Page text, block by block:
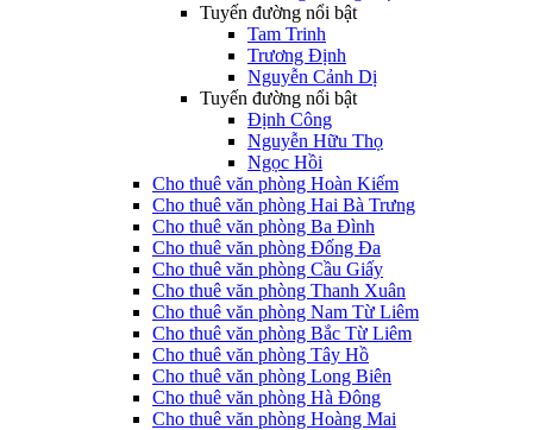
Tuyến đường nổi bật
Tam Trinh
Trương Định
Nguyễn Cảnh Dị
Tuyến đường nổi bật
Định Công
Nguyễn Hữu Thọ
Ngọc Hồi
Cho thuê văn phòng Hoàn Kiếm
Cho thuê văn phòng Hai Bà Trưng
Cho thuê văn phòng Ba Đình
Cho thuê văn phòng Đống Đa
Cho thuê văn phòng Cầu Giấy
Cho thuê văn phòng Thanh Xuân
Cho thuê văn phòng Nam Từ Liêm
Cho thuê văn phòng Bắc Từ Liêm
Cho thuê văn phòng Tây Hồ
Cho thuê văn phòng Long Biên
Cho thuê văn phòng Hà Đông
Cho thuê văn phòng Hoàng Mai